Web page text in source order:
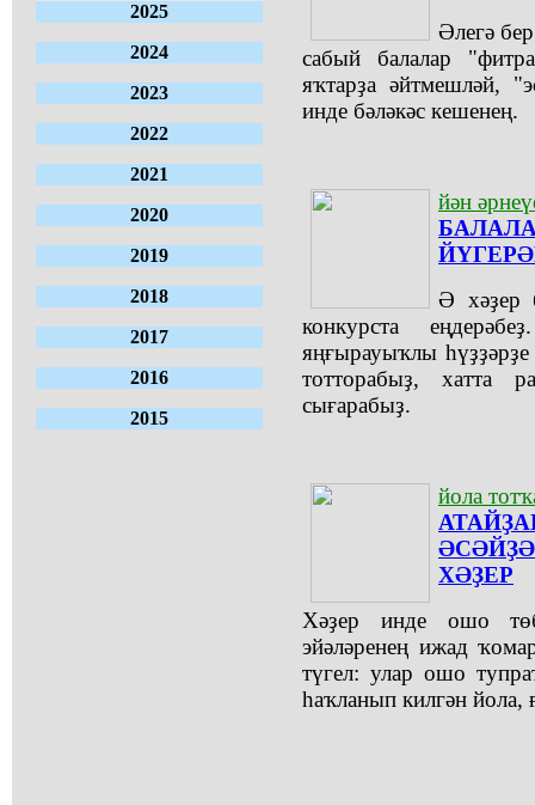
2025
2024
2023
2022
2021
2020
2019
2018
2017
2016
2015
Әлегә
сабый балалар
яҡтарҙа әйтмешләй,
инде бәләкәс кешенең.
йән
Ә хәҙер
конкурста
яңғырауыҡлы
тотторабыҙ, хатта
сығарабыҙ.
йола
ХӘҘЕР
Хәҙер инде ошо
эйәләренең ижад
түгел: улар ошо
һаҡланып килгән йола,